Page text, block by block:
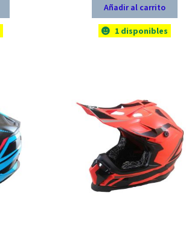
es:
original
era:
$ 108.900.
es:
Añadir al carrito
1 disponibles